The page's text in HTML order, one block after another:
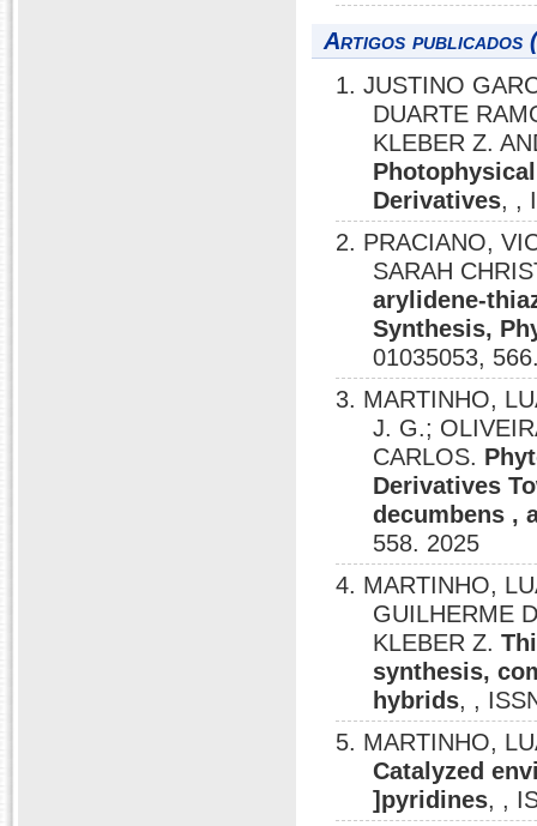
Artigos publicados
1. JUSTINO
DUARTE
KLEBER Z.
Derivatives, ,
2. PRACIANO,
SARAH
arylidene-
Synthesis,
01035053,
3. MARTINHO,
J. G.;
CARLOS.
Derivatives
decumbens ,
558. 2025
4. MARTINHO,
GUILHERME
KLEBER Z.
synthesis,
hybrids, ,
5. MARTINHO,
Catalyzed
]pyridines, ,